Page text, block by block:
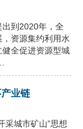
到2020年，全
资源集约利用水
全促进资源型城
业链
采城市矿山”思想